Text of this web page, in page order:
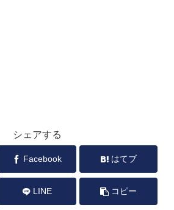
シェアする
Facebook はてブ
LINE コピー